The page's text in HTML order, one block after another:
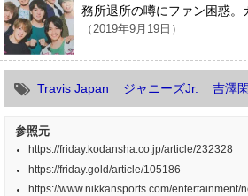
務所退所の噂にファン困惑。
（2019年9月19日）
Travis Japan ジャニーズJr. 吉澤
参照元
https://friday.kodansha.co.jp/article/232328
https://friday.gold/article/105186
https://www.nikkansports.com/